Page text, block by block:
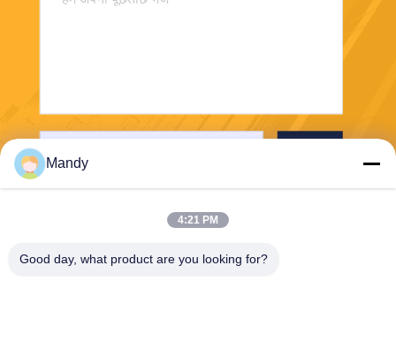
Mandy
4:21 PM
Good day, what product are you looking for?